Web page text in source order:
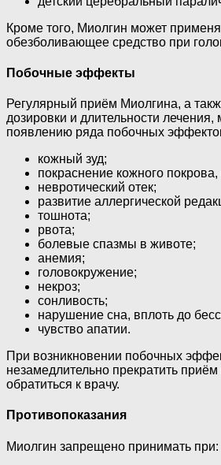
Кроме того, Миолгин может
обезболивающее средство при
Побочные эффекты
Регулярный приём Миолгина, а
дозировки и длительности лечения,
появлению ряда побочных
кожный зуд;
покраснение кожного
невротический отек;
развитие аллергической
тошнота;
рвота;
болевые спазмы в животе;
анемия;
головокружение;
некроз;
сонливость;
нарушение сна, вплоть до
чувство апатии.
При возникновении побочных
незамедлительно прекратить
обратиться к врачу.
Противопоказания
Миолгин запрещено принимать при: